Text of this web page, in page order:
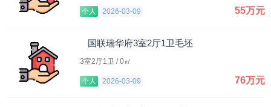
个人 2026-03-09 55万元
国联瑞华府3室2厅1卫毛坯
3室2厅1卫 / 0㎡
个人 2026-03-09 76万元